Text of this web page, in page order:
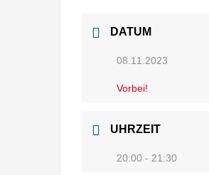
DATUM
08.11.2023
Vorbei!
UHRZEIT
20:00 - 21:30